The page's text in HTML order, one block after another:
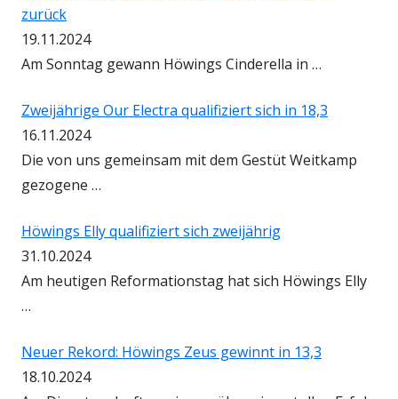
zurück
19.11.2024
Am Sonntag gewann Höwings Cinderella in …
Zweijährige Our Electra qualifiziert sich in 18,3
16.11.2024
Die von uns gemeinsam mit dem Gestüt Weitkamp
gezogene …
Höwings Elly qualifiziert sich zweijährig
31.10.2024
Am heutigen Reformationstag hat sich Höwings Elly
…
Neuer Rekord: Höwings Zeus gewinnt in 13,3
18.10.2024